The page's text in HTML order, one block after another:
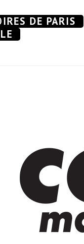
DE PARIS